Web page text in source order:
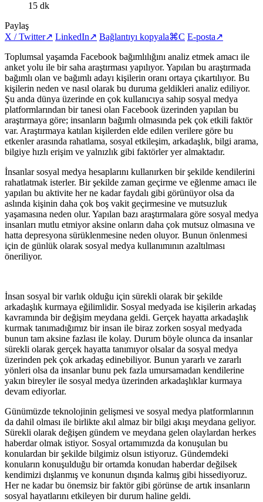
15 dk
Paylaş
X / Twitter↗ LinkedIn↗ Bağlantıyı kopyala⌘C E-posta↗
Toplumsal yaşamda Facebook bağımlılığını analiz etmek amacı ile
anket yolu ile bir saha araştırması yapılıyor. Yapılan bu araştırmada
bağımlı olan ve bağımlı adayı kişilerin oranı ortaya çıkartılıyor. Bu
kişilerin neden ve nasıl olarak bu duruma geldikleri analiz ediliyor.
Şu anda dünya üzerinde en çok kullanıcıya sahip sosyal medya
platformlarından bir tanesi olan Facebook üzerinden yapılan bu
araştırmaya göre; insanların bağımlı olmasında pek çok etkili faktör
var. Araştırmaya katılan kişilerden elde edilen verilere göre bu
etkenler arasında rahatlama, sosyal etkileşim, arkadaşlık, bilgi arama,
bilgiye hızlı erişim ve yalnızlık gibi faktörler yer almaktadır.
İnsanlar sosyal medya hesaplarını kullanırken bir şekilde kendilerini
rahatlatmak isterler. Bir şekilde zaman geçirme ve eğlenme amacı ile
yapılan bu aktivite her ne kadar faydalı gibi görünüyor olsa da
aslında kişinin daha çok boş vakit geçirmesine ve mutsuzluk
yaşamasına neden olur. Yapılan bazı araştırmalara göre sosyal medya
insanları mutlu etmiyor aksine onların daha çok mutsuz olmasına ve
hatta depresyona sürüklenmesine neden oluyor. Bunun önlenmesi
için de günlük olarak sosyal medya kullanımının azaltılması
öneriliyor.
İnsan sosyal bir varlık olduğu için sürekli olarak bir şekilde
arkadaşlık kurmaya eğilimlidir. Sosyal medyada ise kişilerin arkadaş
kavramında bir değişim meydana geldi. Gerçek hayatta arkadaşlık
kurmak tanımadığımız bir insan ile biraz zorken sosyal medyada
bunun tam aksine fazlası ile kolay. Durum böyle olunca da insanlar
sürekli olarak gerçek hayatta tanımıyor olsalar da sosyal medya
üzerinden pek çok arkadaş edinebiliyor. Bunun yararlı ve zararlı
yönleri olsa da insanlar bunu pek fazla umursamadan kendilerine
yakın bireyler ile sosyal medya üzerinden arkadaşlıklar kurmaya
devam ediyorlar.
Günümüzde teknolojinin gelişmesi ve sosyal medya platformlarının
da dahil olması ile birlikte akıl almaz bir bilgi akışı meydana geliyor.
Sürekli olarak değişen gündem ve meydana gelen olaylardan herkes
haberdar olmak istiyor. Sosyal ortamımızda da konuşulan bu
konulardan bir şekilde bilgimiz olsun istiyoruz. Gündemdeki
konuların konuşulduğu bir ortamda konudan haberdar değilsek
kendimizi dışlanmış ve konunun dışında kalmış gibi hissediyoruz.
Her ne kadar bu önemsiz bir faktör gibi görünse de artık insanların
sosyal hayatlarını etkileyen bir durum haline geldi.